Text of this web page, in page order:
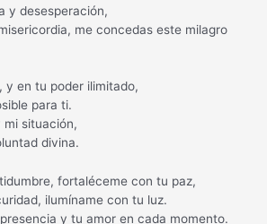
y desesperación,
me concedas este milagro
y en tu poder ilimitado,
para ti.
mi situación,
divina.
fortaléceme con tu paz,
ilumíname con tu luz.
y tu amor en cada momento.